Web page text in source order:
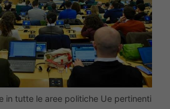
in tutte le aree politiche Ue pertinenti